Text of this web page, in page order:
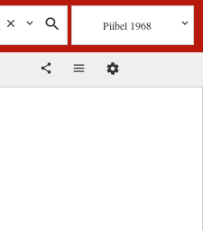
Piibel 1968